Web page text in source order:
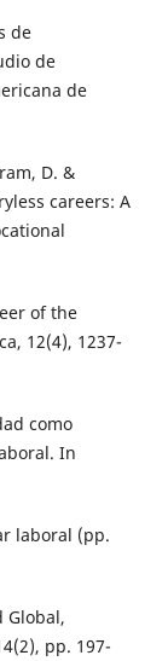
de
de
de
D. &
careers: A
of the
12(4), 1237-
como
In
laboral (pp.
Global,
pp. 197-